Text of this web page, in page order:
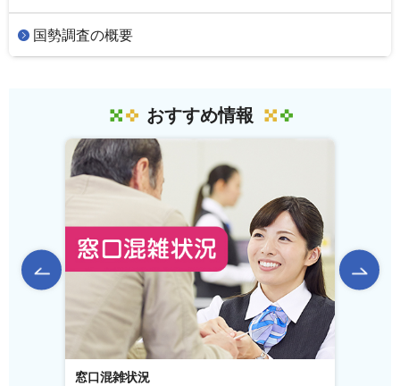
国勢調査の概要
おすすめ情報
前のスライドを表示
窓口混雑状況